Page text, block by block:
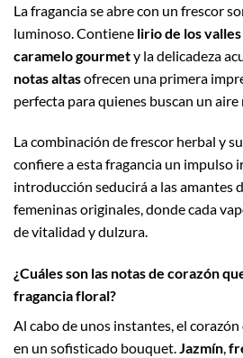
La fragancia se abre con un frescor
luminoso. Contiene lirio de los valles
caramelo gourmety la delicadeza
notas altasofrecen una primera
perfecta para quienes buscan un
La combinación de frescor herbal y
confiere a esta fragancia un impulso
introducción seducirá a las amantes
femeninas originales, donde cada
de vitalidad y dulzura.
¿Cuáles son las notas de corazón
fragancia floral?
Al cabo de unos instantes, el
en un sofisticado bouquet.Jazmín,